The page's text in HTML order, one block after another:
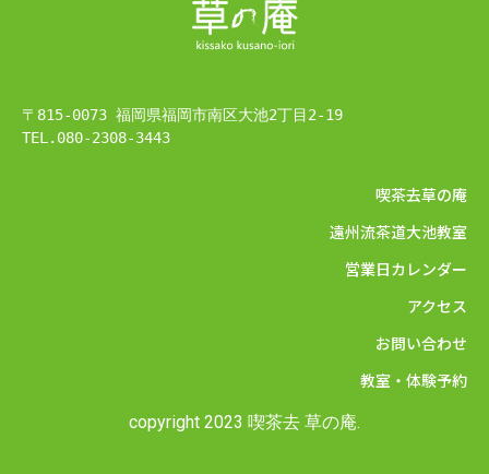
〒815-0073 福岡県福岡市南区大池2丁目2-19
TEL.080-2308-3443
喫茶去草の庵
遠州流茶道大池教室
営業日カレンダー
アクセス
お問い合わせ
教室・体験予約
copyright 2023 喫茶去 草の庵.